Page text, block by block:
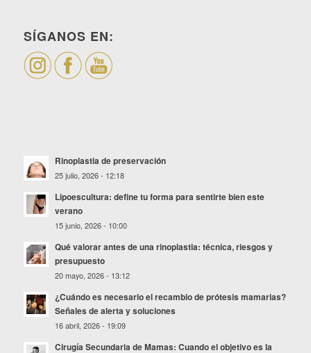
SÍGANOS EN:
Rinoplastia de preservación
25 julio, 2026 - 12:18
Lipoescultura: define tu forma para sentirte bien este
verano
15 junio, 2026 - 10:00
Qué valorar antes de una rinoplastia: técnica, riesgos y
presupuesto
20 mayo, 2026 - 13:12
¿Cuándo es necesario el recambio de prótesis mamarias?
Señales de alerta y soluciones
16 abril, 2026 - 19:09
Cirugía Secundaria de Mamas: Cuando el objetivo es la